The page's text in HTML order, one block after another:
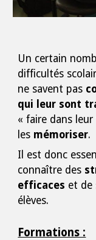
Un certain
difficultés
ne savent pas
qui leur sont
« faire dans
les mémoriser.
Il est donc
connaître des
efficaces et de
élèves.
Formations :